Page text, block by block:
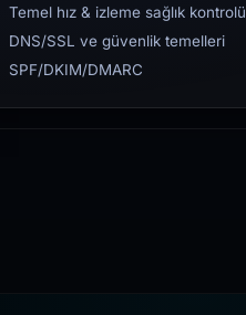
Temel hız & izleme sağlık kontrolü
DNS/SSL ve güvenlik temelleri
SPF/DKIM/DMARC